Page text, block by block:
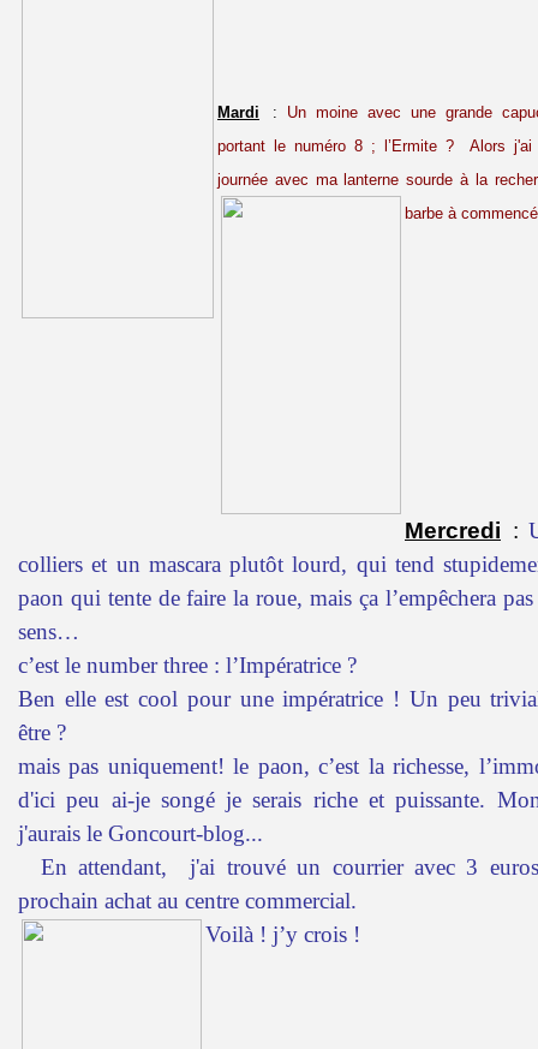
Mardi : Un moine avec une grande
portant le numéro 8 ; l’Ermite ? Alors
journée avec ma lanterne sourde à la
barbe à
Mercredi :
colliers et un mascara plutôt lourd, qui tend
paon qui tente de faire la roue, mais ça l’empêchera
sens…
c’est le number three : l’Impératrice ?
Ben elle est cool pour une impératrice ! Un peu
être ?
mais pas uniquement! le paon, c’est la richesse,
d'ici peu ai-je songé je serais riche et puissante.
j'aurais le Goncourt-blog...
En attendant, j'ai trouvé un courrier avec 3
prochain achat au centre commercial.
Voilà ! j’y crois !